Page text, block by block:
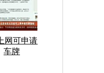
上网可申请
车牌